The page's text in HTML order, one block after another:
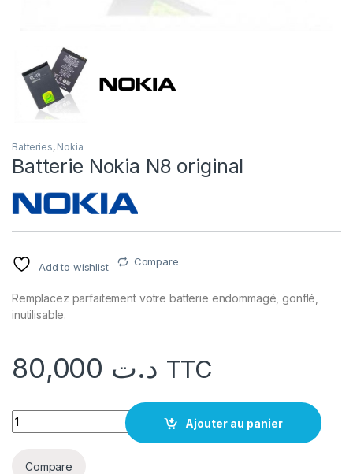
Batteries, Nokia
Batterie Nokia N8 original
Add to wishlist Compare
Remplacez parfaitement votre batterie endommagé, gonflé,
inutilisable.
د.ت TTC
quantité Batterie Nokia N8 original
Ajouter au panier
Compare